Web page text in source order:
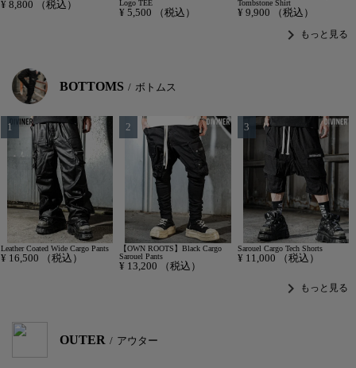
¥ 8,800 （税込）
Logo TEE
¥ 5,500 （税込）
Tombstone Shirt
¥ 9,900 （税込）
chevron_right もっと見る
BOTTOMS ボトムス
Leather Coated Wide Cargo Pants
¥ 16,500 （税込）
【OWN ROOTS】Black Cargo
Sarouel Pants
¥ 13,200 （税込）
Sarouel Cargo Tech Shorts
¥ 11,000 （税込）
chevron_right もっと見る
OUTER アウター